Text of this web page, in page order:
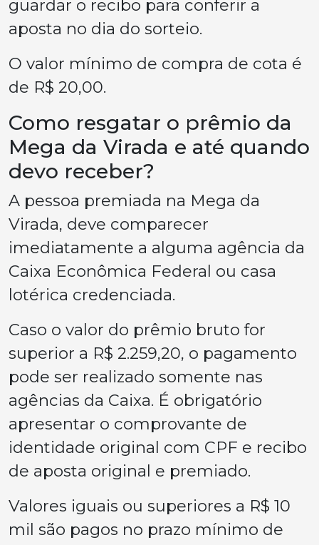
guardar o recibo para conferir a
aposta no dia do sorteio.
O valor mínimo de compra de cota é
de R$ 20,00.
Como resgatar o prêmio da
Mega da Virada e até quando
devo receber?
A pessoa premiada na Mega da
Virada, deve comparecer
imediatamente a alguma agência da
Caixa Econômica Federal ou casa
lotérica credenciada.
Caso o valor do prêmio bruto for
superior a R$ 2.259,20, o pagamento
pode ser realizado somente nas
agências da Caixa. É obrigatório
apresentar o comprovante de
identidade original com CPF e recibo
de aposta original e premiado.
Valores iguais ou superiores a R$ 10
mil são pagos no prazo mínimo de